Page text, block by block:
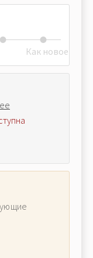
Как новое